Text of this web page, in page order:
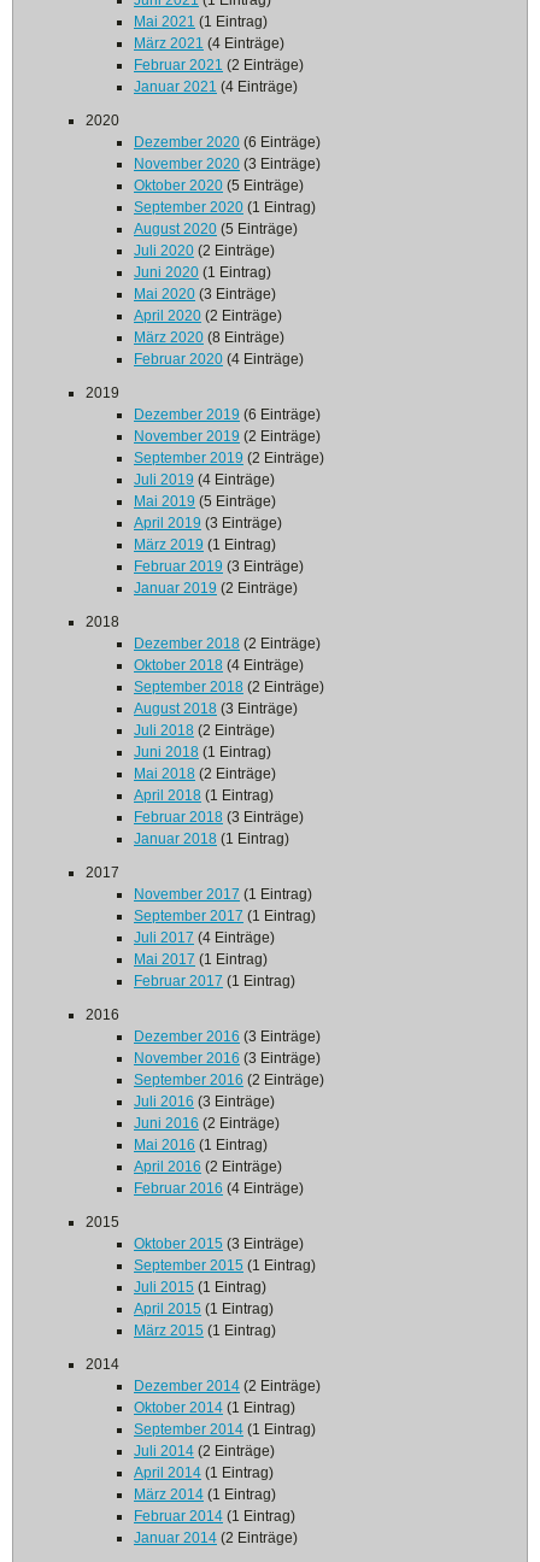
Mai 2021 (1 Eintrag)
März 2021 (4 Einträge)
Februar 2021 (2 Einträge)
Januar 2021 (4 Einträge)
2020
Dezember 2020 (6 Einträge)
November 2020 (3 Einträge)
Oktober 2020 (5 Einträge)
September 2020 (1 Eintrag)
August 2020 (5 Einträge)
Juli 2020 (2 Einträge)
Juni 2020 (1 Eintrag)
Mai 2020 (3 Einträge)
April 2020 (2 Einträge)
März 2020 (8 Einträge)
Februar 2020 (4 Einträge)
2019
Dezember 2019 (6 Einträge)
November 2019 (2 Einträge)
September 2019 (2 Einträge)
Juli 2019 (4 Einträge)
Mai 2019 (5 Einträge)
April 2019 (3 Einträge)
März 2019 (1 Eintrag)
Februar 2019 (3 Einträge)
Januar 2019 (2 Einträge)
2018
Dezember 2018 (2 Einträge)
Oktober 2018 (4 Einträge)
September 2018 (2 Einträge)
August 2018 (3 Einträge)
Juli 2018 (2 Einträge)
Juni 2018 (1 Eintrag)
Mai 2018 (2 Einträge)
April 2018 (1 Eintrag)
Februar 2018 (3 Einträge)
Januar 2018 (1 Eintrag)
2017
November 2017 (1 Eintrag)
September 2017 (1 Eintrag)
Juli 2017 (4 Einträge)
Mai 2017 (1 Eintrag)
Februar 2017 (1 Eintrag)
2016
Dezember 2016 (3 Einträge)
November 2016 (3 Einträge)
September 2016 (2 Einträge)
Juli 2016 (3 Einträge)
Juni 2016 (2 Einträge)
Mai 2016 (1 Eintrag)
April 2016 (2 Einträge)
Februar 2016 (4 Einträge)
2015
Oktober 2015 (3 Einträge)
September 2015 (1 Eintrag)
Juli 2015 (1 Eintrag)
April 2015 (1 Eintrag)
März 2015 (1 Eintrag)
2014
Dezember 2014 (2 Einträge)
Oktober 2014 (1 Eintrag)
September 2014 (1 Eintrag)
Juli 2014 (2 Einträge)
April 2014 (1 Eintrag)
März 2014 (1 Eintrag)
Februar 2014 (1 Eintrag)
Januar 2014 (2 Einträge)